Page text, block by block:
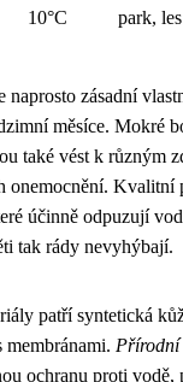
10°C
park, les
naprosto zásadní
měsíce. Mokré
také vést k různým
onemocnění. Kvalitní
účinně odpuzují
tak rády nevyhýbají.
patří syntetická
Přírodní
ochranu proti vodě,